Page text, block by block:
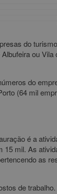
do
ou Vila
do
(64 mil
é a
15 mil. As
as
de